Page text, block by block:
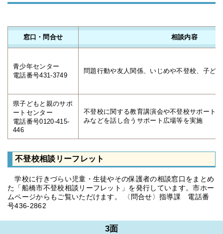
窓口・問合せ 相談内容
青少年センター
電話番号431-3749
問題行動や友人関係、いじめや不登校、子ど
県子どもと親のサポ
ートセンター
電話番号0120-415-
446
不登校に関する教育講演会や不登校サポート
みなどを話し合うサポート広場等を実施
不登校相談リーフレット
学校に行きづらい児童・生徒やその保護者の相談窓口をまとめ
た「船橋市不登校相談リーフレット」を発行しています。市ホー
ムページからもご覧いただけます。 〈問合せ〉指導課 電話番
号436-2862
3面